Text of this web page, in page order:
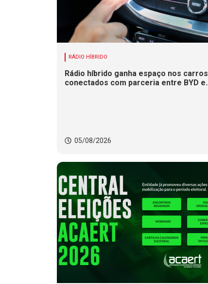
RÁDIO HÍBRIDO
Rádio híbrido ganha espaço nos carros
conectados com parceria entre BYD e
05/08/2026